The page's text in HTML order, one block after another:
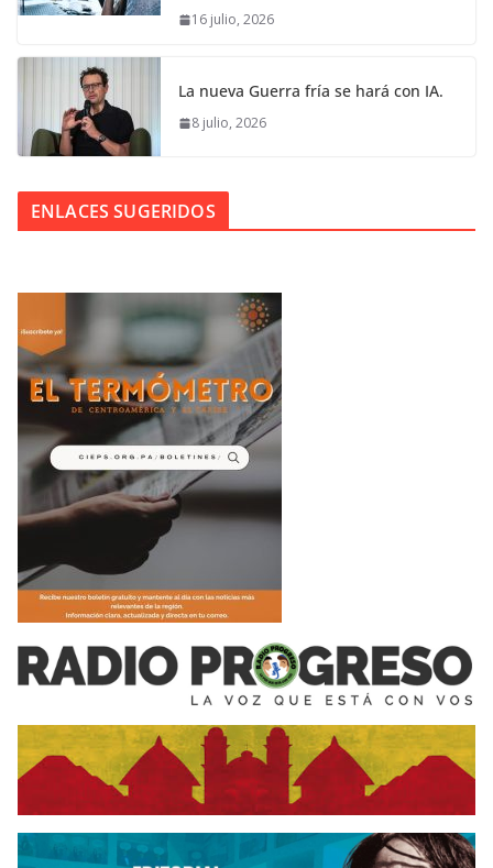
16 julio, 2026
La nueva Guerra fría se hará con IA.
8 julio, 2026
ENLACES SUGERIDOS